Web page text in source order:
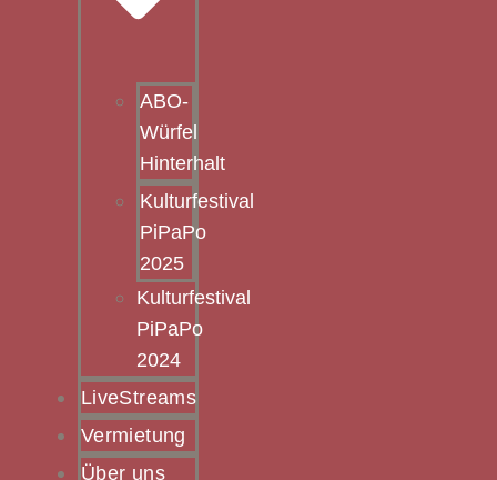
ABO-
Würfel
Hinterhalt
Kulturfestival
PiPaPo
2025
Kulturfestival
PiPaPo
2024
LiveStreams
Vermietung
Über uns